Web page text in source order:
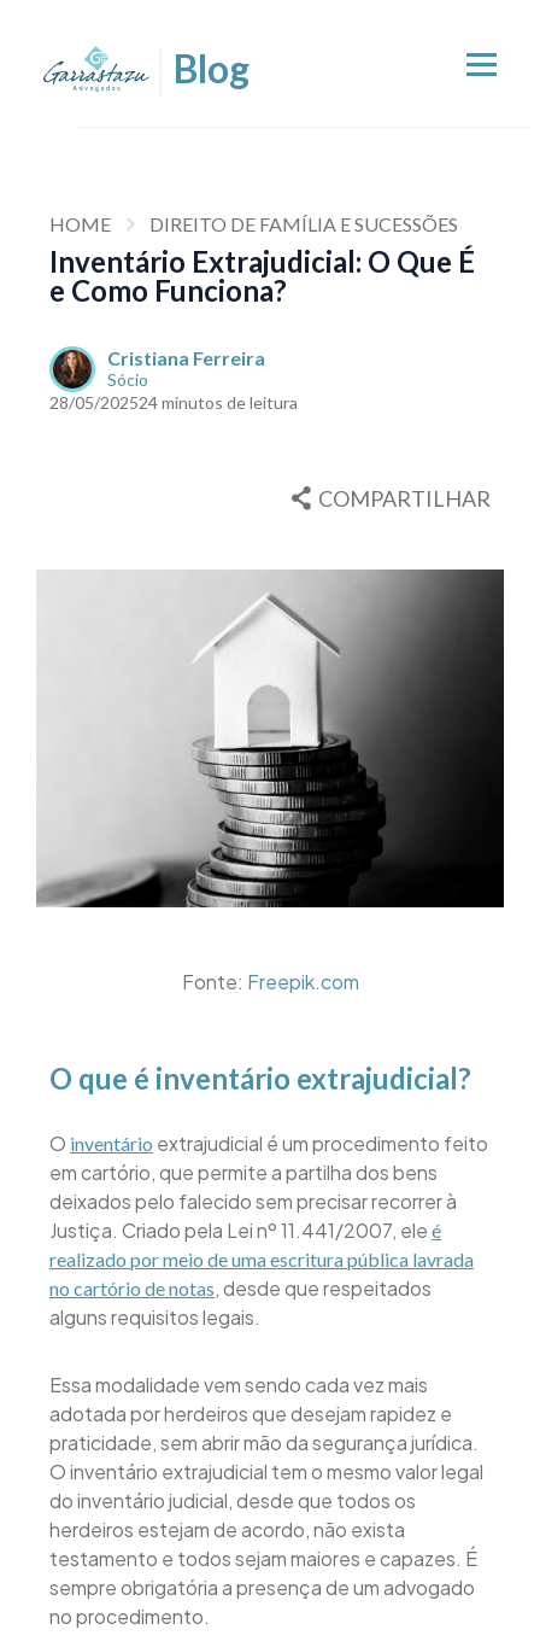
HOME DIREITO DE FAMÍLIA E SUCESSÕES
Inventário Extrajudicial: O Que É
e Como Funciona?
Cristiana Ferreira
Sócio
28/05/202524 minutos de leitura
COMPARTILHAR
Fonte: Freepik.com
O que é inventário extrajudicial?
O inventário extrajudicial é um procedimento feito
em cartório, que permite a partilha dos bens
deixados pelo falecido sem precisar recorrer à
Justiça. Criado pela Lei nº 11.441/2007, ele é
realizado por meio de uma escritura pública lavrada
no cartório de notas, desde que respeitados
alguns requisitos legais.
Essa modalidade vem sendo cada vez mais
adotada por herdeiros que desejam rapidez e
praticidade, sem abrir mão da segurança jurídica.
O inventário extrajudicial tem o mesmo valor legal
do inventário judicial, desde que todos os
herdeiros estejam de acordo, não exista
testamento e todos sejam maiores e capazes. É
sempre obrigatória a presença de um advogado
no procedimento.